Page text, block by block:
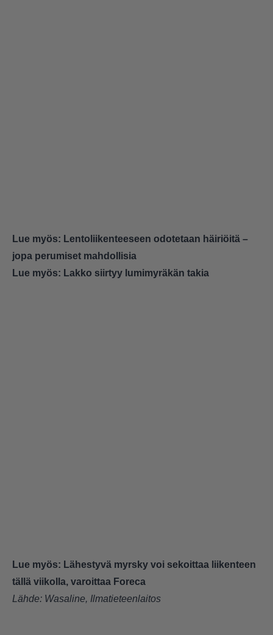
Lue myös: Lentoliikenteeseen odotetaan häiriöitä –
jopa perumiset mahdollisia
Lue myös: Lakko siirtyy lumimyräkän takia
Lue myös: Lähestyvä myrsky voi sekoittaa liikenteen
tällä viikolla, varoittaa Foreca
Lähde: Wasaline, Ilmatieteenlaitos